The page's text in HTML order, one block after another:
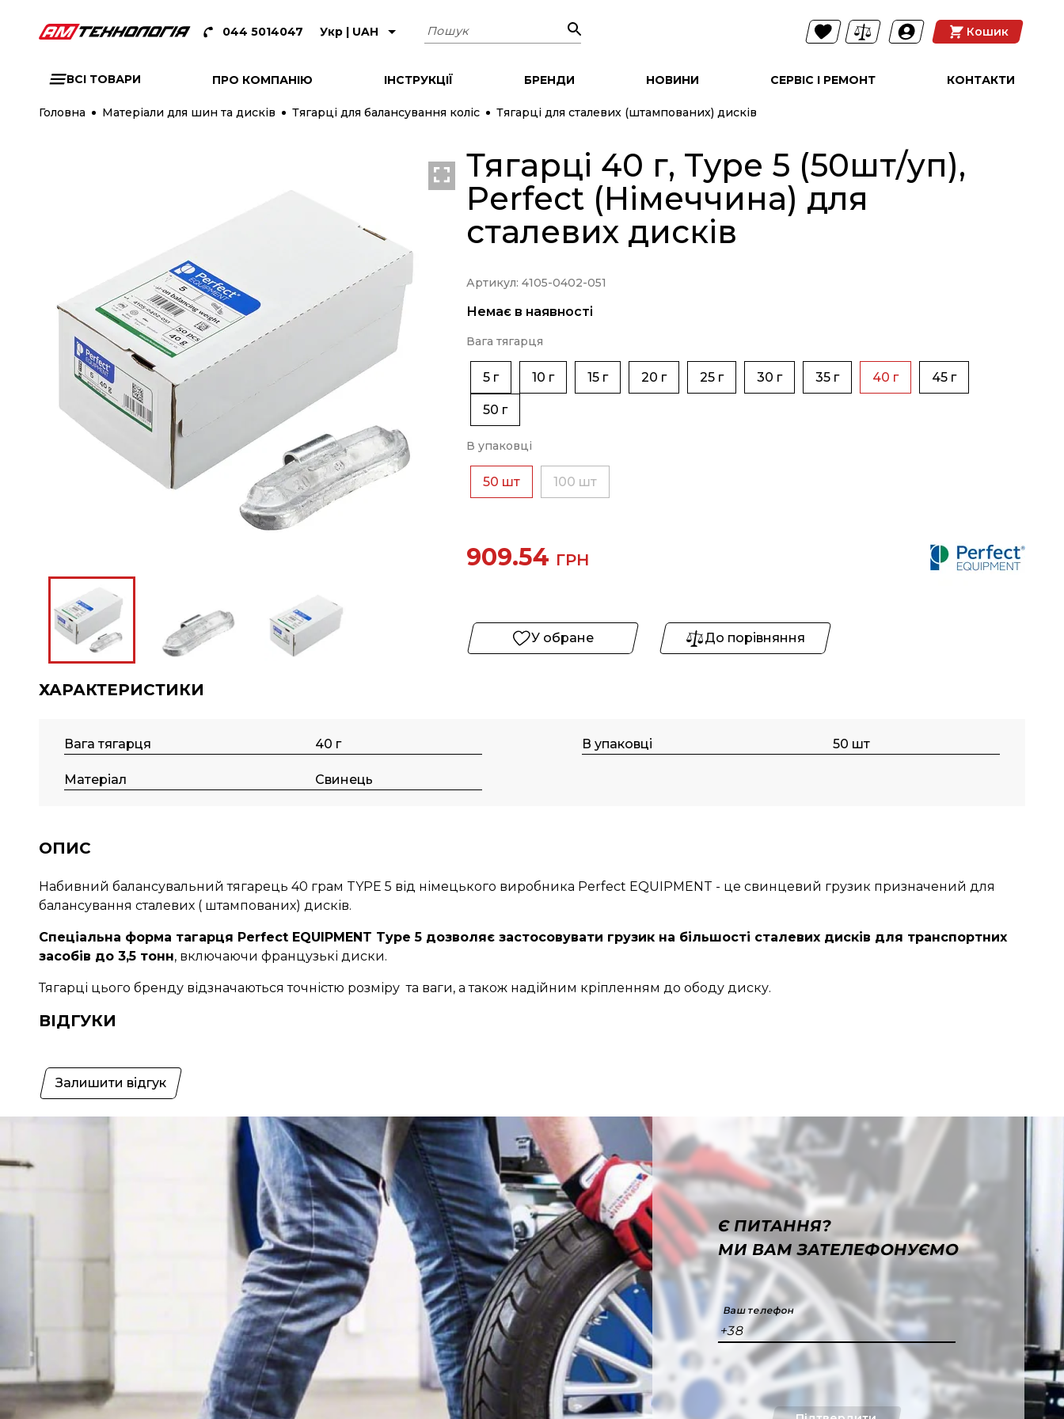
044 5014047 Укр | UAH Пошук Кошик
ВСІ ТОВАРИ ПРО КОМПАНІЮ ІНСТРУКЦІЇ БРЕНДИ НОВИНИ СЕРВІС І РЕМОНТ КОНТАКТИ
Головна Матеріали для шин та дисків Тягарці для балансування коліс Тягарці для сталевих (штампованих) дисків
Тягарці 40 г, Type 5 (50шт/уп),
Perfect (Німеччина) для
сталевих дисків
Артикул: 4105-0402-051
Немає в наявності
Вага тягарця
5 г 10 г 15 г 20 г 25 г 30 г 35 г 40 г 45 г
50 г
В упаковці
50 шт 100 шт
909.54 ГРН
У обране До порівняння
ХАРАКТЕРИСТИКИ
Вага тягарця 40 г В упаковці 50 шт
Матеріал Свинець
ОПИС
Набивний балансувальний тягарець 40 грам TYPE 5 від німецького виробника Perfect EQUIPMENT - це свинцевий грузик призначений для
балансування сталевих ( штампованих) дисків.
Спеціальна форма тагарця Perfect EQUIPMENT Typе 5 дозволяє застосовувати грузик на більшості сталевих дисків для транспортних
засобів до 3,5 тонн, включаючи французькі диски.
Тягарці цього бренду відзначаються точністю розміру та ваги, а також надійним кріпленням до ободу диску.
ВІДГУКИ
Залишити відгук
Є ПИТАННЯ?
МИ ВАМ ЗАТЕЛЕФОНУЄМО
Ваш телефон
+38